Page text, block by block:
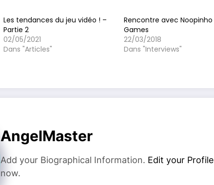
Les tendances du jeu vidéo ! –
Partie 2
02/05/2021
Dans "Articles"
Rencontre avec Noopinho
Games
22/03/2018
Dans "Interviews"
AngelMaster
Add your Biographical Information. Edit your Profile
now.